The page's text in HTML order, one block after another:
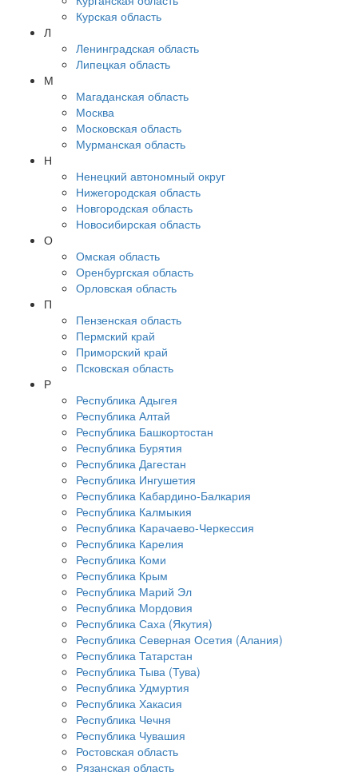
Курская область
Л
Ленинградская область
Липецкая область
М
Магаданская область
Москва
Московская область
Мурманская область
Н
Ненецкий автономный округ
Нижегородская область
Новгородская область
Новосибирская область
О
Омская область
Оренбургская область
Орловская область
П
Пензенская область
Пермский край
Приморский край
Псковская область
Р
Республика Адыгея
Республика Алтай
Республика Башкортостан
Республика Бурятия
Республика Дагестан
Республика Ингушетия
Республика Кабардино-Балкария
Республика Калмыкия
Республика Карачаево-Черкессия
Республика Карелия
Республика Коми
Республика Крым
Республика Марий Эл
Республика Мордовия
Республика Саха (Якутия)
Республика Северная Осетия (Алания)
Республика Татарстан
Республика Тыва (Тува)
Республика Удмуртия
Республика Хакасия
Республика Чечня
Республика Чувашия
Ростовская область
Рязанская область